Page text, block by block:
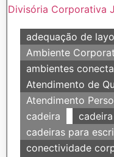
adequação de
Ambiente
ambientes
Atendimento de
Atendimento
cadeira
cadeiras para
conectividade